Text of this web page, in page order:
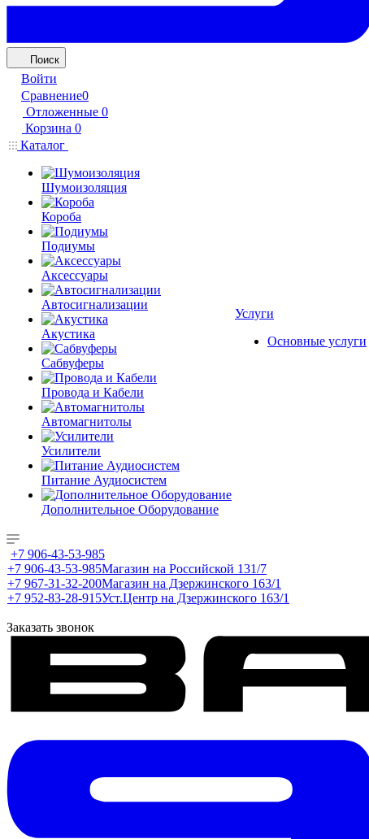
Поиск
Войти
Сравнение0
Отложенные 0
Корзина 0
Каталог
Шумоизоляция
Короба
Подиумы
Аксессуары
Автосигнализации
Акустика
Сабвуферы
Провода и Кабели
Автомагнитолы
Усилители
Питание Аудиосистем
Дополнительное Оборудование
Услуги
Основные услуги
+7 906-43-53-985
+7 906-43-53-985Магазин на Российской 131/7
+7 967-31-32-200Магазин на Дзержинского 163/1
+7 952-83-28-915Уст.Центр на Дзержинского 163/1
Заказать звонок